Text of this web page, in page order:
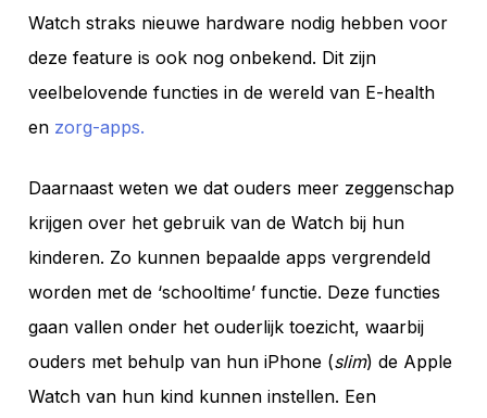
Watch straks nieuwe hardware nodig hebben voor
deze feature is ook nog onbekend. Dit zijn
veelbelovende functies in de wereld van E-health
en zorg-apps.
Daarnaast weten we dat ouders meer zeggenschap
krijgen over het gebruik van de Watch bij hun
kinderen. Zo kunnen bepaalde apps vergrendeld
worden met de ‘schooltime’ functie. Deze functies
gaan vallen onder het ouderlijk toezicht, waarbij
ouders met behulp van hun iPhone (slim) de Apple
Watch van hun kind kunnen instellen. Een